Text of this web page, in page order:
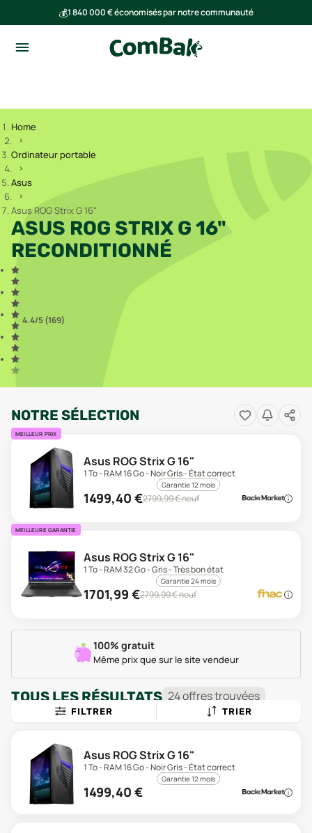
💰1 840 000 € économisés par notre communauté
Home
Ordinateur portable
Asus
Asus ROG Strix G 16"
ASUS ROG STRIX G 16"
RECONDITIONNÉ
4.4/5 (169)
NOTRE SÉLECTION
MEILLEUR PRIX
Asus ROG Strix G 16"
1 To - RAM 16 Go - Noir Gris - État correct
Garantie 12 mois
1499,40 €2799,99€ neuf
MEILLEURE GARANTIE
Asus ROG Strix G 16"
1 To - RAM 32 Go - Gris - Très bon état
Garantie 24 mois
1701,99 €2799,99€ neuf
100% gratuit
Même prix que sur le site vendeur
TOUS LES RÉSULTATS 24offrestrouvées
FILTRER TRIER
Asus ROG Strix G 16"
1 To - RAM 16 Go - Noir Gris - État correct
Garantie 12 mois
1499,40 €